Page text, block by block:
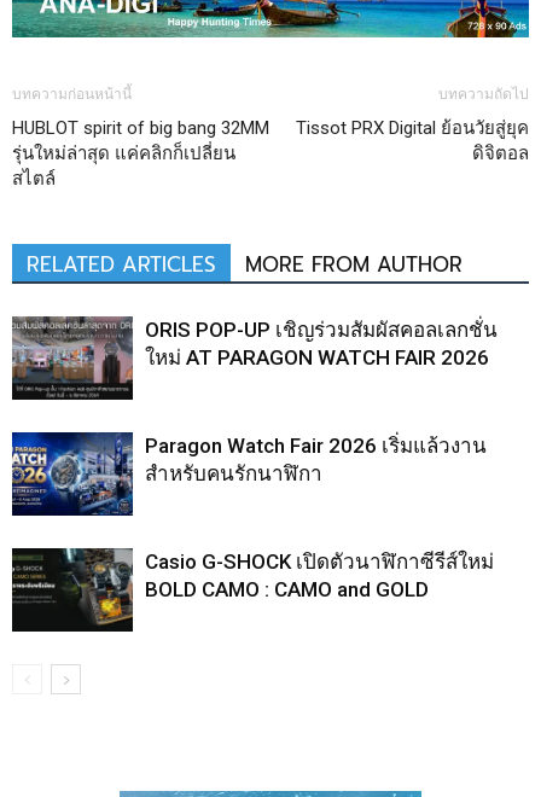
บทความก่อนหน้านี้
HUBLOT spirit of big bang 32MM
รุ่นใหม่ล่าสุด แค่คลิกก็เปลี่ยน
สไตล์
บทความถัดไป
Tissot PRX Digital ย้อนวัยสู่ยุค
ดิจิตอล
RELATED ARTICLES MORE FROM AUTHOR
ORIS POP-UP เชิญร่วมสัมผัสคอลเลกชั่น
ใหม่ AT PARAGON WATCH FAIR 2026
Paragon Watch Fair 2026 เริ่มแล้วงาน
สำหรับคนรักนาฬิกา
Casio G-SHOCK เปิดตัวนาฬิกาซีรีส์ใหม่
BOLD CAMO : CAMO and GOLD